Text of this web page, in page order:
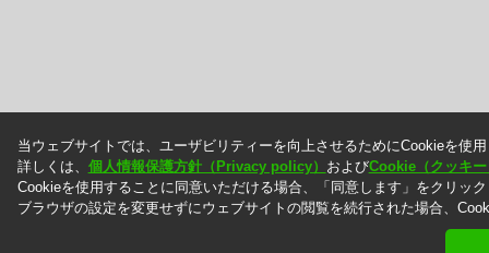
当ウェブサイトでは、ユーザビリティーを向上させるためにCookieを使
詳しくは、 個人情報保護方針（Privacy policy） およびCookie（クッキ
Cookieを使用することに同意いただける場合、「同意します」をクリッ
ブラウザの設定を変更せずにウェブサイトの閲覧を続行された場合、